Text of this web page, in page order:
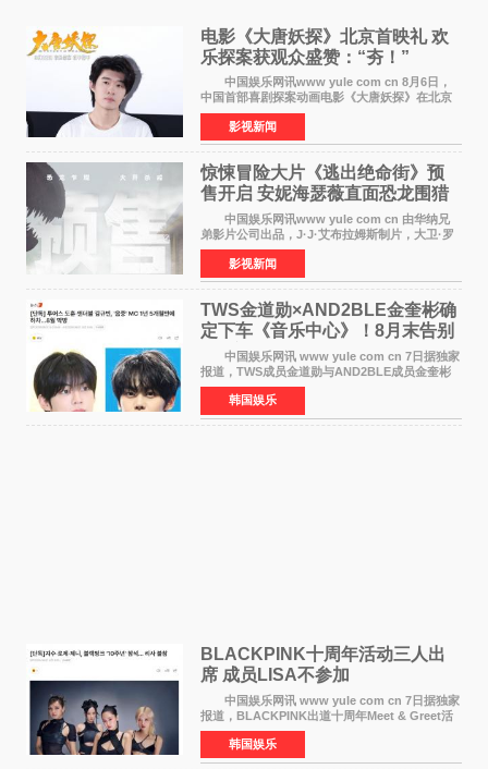
电影《大唐妖探》北京首映礼 欢
乐探案获观众盛赞：“夯！”
中国娱乐网讯www yule com cn 8月6日，
中国首部喜剧探案动画电影《大唐妖探》在北京
举办电影首映礼。导演程腾、联合导演黄珉、总
制片人曹紫建、制片人李莹莹，配音导演张喆，
对白指导程寅，领
影视新闻
惊悚冒险大片《逃出绝命街》预
售开启 安妮海瑟薇直面恐龙围猎
中国娱乐网讯www yule com cn 由华纳兄
弟影片公司出品，J·J·艾布拉姆斯制片，大卫·罗
伯特·米切尔执导，好莱坞巨星安妮·海瑟薇和伊万
·麦克格雷格领衔主演的2026暑期惊悚冒险大片
《逃出绝
影视新闻
TWS金道勋×AND2BLE金奎彬确
定下车《音乐中心》！8月末告别
MC席位
中国娱乐网讯 www yule com cn 7日据独家
报道，TWS成员金道勋与AND2BLE成员金奎彬
将于8月离开《音乐中心》MC的位置。 金道
勋与金奎彬于去年3月与H2H A-NA一起被选为
《音乐中心》MC，约1
韩国娱乐
BLACKPINK十周年活动三人出
席 成员LISA不参加
中国娱乐网讯 www yule com cn 7日据独家
报道，BLACKPINK出道十周年Meet & Greet活
动将由智秀、ROS&Eacute;、JENNIE出席，
LISA将缺席。 此前BLACKPINK所属社YG并
未为组合出道十周年做
韩国娱乐